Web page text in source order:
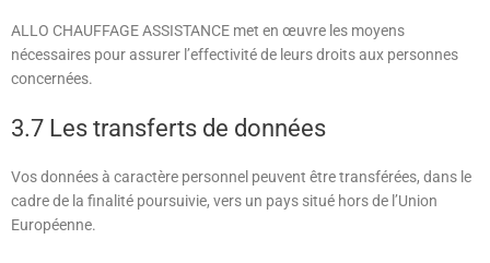
ALLO CHAUFFAGE ASSISTANCE met en œuvre les moyens
nécessaires pour assurer l’effectivité de leurs droits aux personnes
concernées.
3.7 Les transferts de données
Vos données à caractère personnel peuvent être transférées, dans le
cadre de la finalité poursuivie, vers un pays situé hors de l’Union
Européenne.